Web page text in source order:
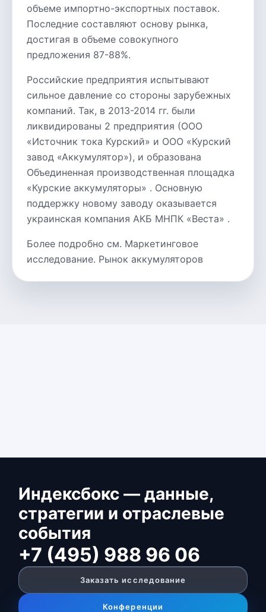
объеме импортно-экспортных поставок.
Последние составляют основу рынка,
достигая в объеме совокупного
предложения 87-88%.
Российские предприятия испытывают
сильное давление со стороны зарубежных
компаний. Так, в 2013-2014 гг. были
ликвидированы 2 предприятия (ООО
«Источник тока Курский» и ООО «Курский
завод «Аккумулятор»), и образована
Объединенная производственная площадка
«Курские аккумуляторы» . Основную
поддержку новому заводу оказывается
украинская компания АКБ МНПК «Веста» .
Более подробно см. Маркетинговое
исследование. Рынок аккумуляторов
Индексбокс — данные,
стратегии и отраслевые
события
+7 (495) 988 96 06
Заказать исследование
Конференции